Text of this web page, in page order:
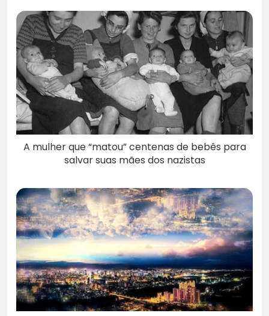
A mulher que “matou” centenas de bebês para
salvar suas mães dos nazistas